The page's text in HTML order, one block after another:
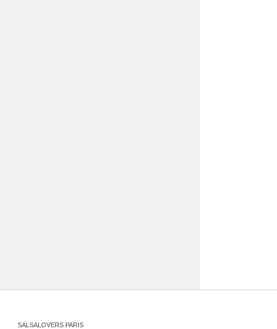
SALSALOVERS PARIS